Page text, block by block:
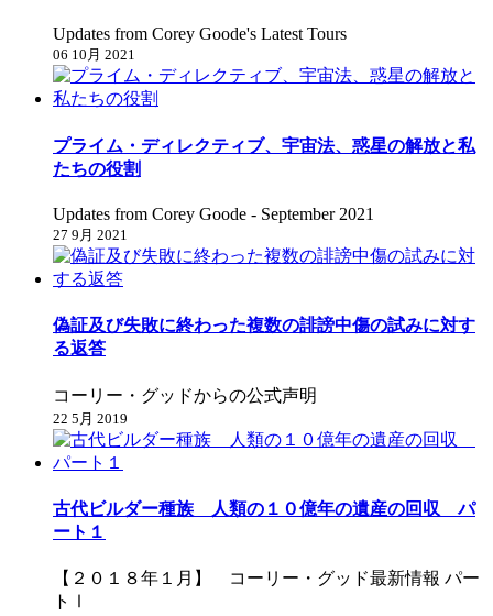
Updates from Corey Goode's Latest Tours
06 10月 2021
プライム・ディレクティブ、宇宙法、惑星の解放と私
たちの役割
Updates from Corey Goode - September 2021
27 9月 2021
偽証及び失敗に終わった複数の誹謗中傷の試みに対す
る返答
コーリー・グッドからの公式声明
22 5月 2019
古代ビルダー種族 人類の１０億年の遺産の回収 パ
ート１
【２０１８年１月】 コーリー・グッド最新情報 パー
トⅠ